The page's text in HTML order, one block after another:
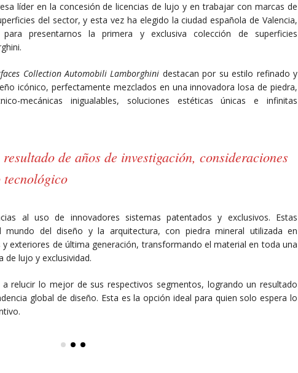
líder en la concesión de licencias de lujo y en trabajar con marcas de
del sector, y esta vez ha elegido la ciudad española de Valencia,
presentarnos la primera y exclusiva colección de superficies
Collection Automobili Lamborghini destacan por su estilo refinado y
icónico, perfectamente mezclados en una innovadora losa de piedra,
mecánicas inigualables, soluciones estéticas únicas e infinitas
de años de investigación, consideraciones
al uso de innovadores sistemas patentados y exclusivos. Estas
mundo del diseño y la arquitectura, con piedra mineral utilizada en
exteriores de última generación, transformando el material en toda una
de lujo y exclusividad.
relucir lo mejor de sus respectivos segmentos, logrando un resultado
global de diseño. Esta es la opción ideal para quien solo espera lo